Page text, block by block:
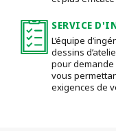
SERVICE
L’équipe
dessins
pour
vous
exigences de